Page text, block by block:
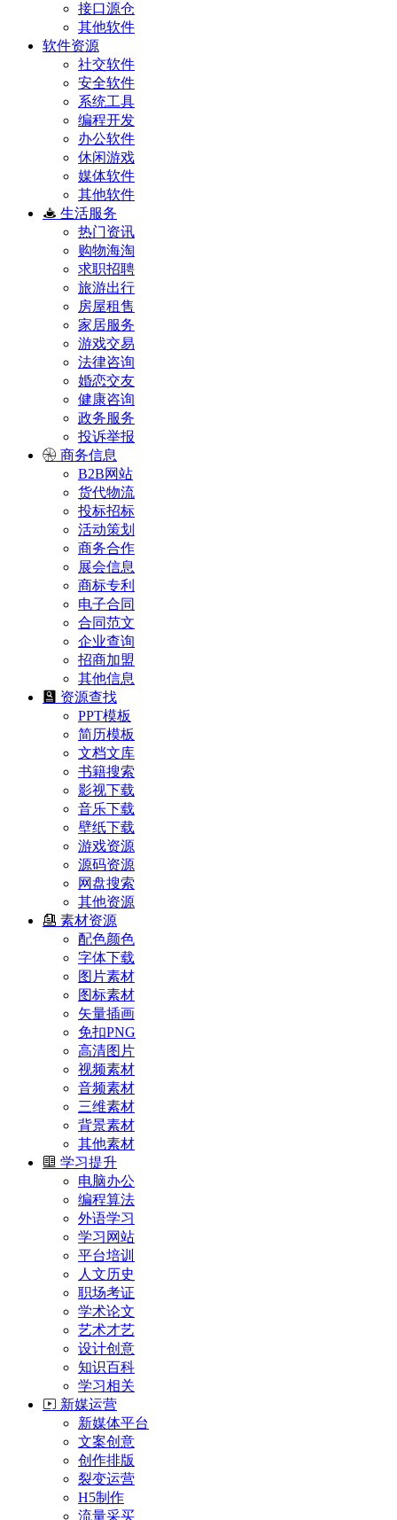
接口源仓
其他软件
软件资源
社交软件
安全软件
系统工具
编程开发
办公软件
休闲游戏
媒体软件
其他软件
生活服务
热门资讯
购物海淘
求职招聘
旅游出行
房屋租售
家居服务
游戏交易
法律咨询
婚恋交友
健康咨询
政务服务
投诉举报
商务信息
B2B网站
货代物流
投标招标
活动策划
商务合作
展会信息
商标专利
电子合同
合同范文
企业查询
招商加盟
其他信息
资源查找
PPT模板
简历模板
文档文库
书籍搜索
影视下载
音乐下载
壁纸下载
游戏资源
源码资源
网盘搜索
其他资源
素材资源
配色颜色
字体下载
图片素材
图标素材
矢量插画
免扣PNG
高清图片
视频素材
音频素材
三维素材
背景素材
其他素材
学习提升
电脑办公
编程算法
外语学习
学习网站
平台培训
人文历史
职场考证
学术论文
艺术才艺
设计创意
知识百科
学习相关
新媒运营
新媒体平台
文案创意
创作排版
裂变运营
H5制作
流量采买